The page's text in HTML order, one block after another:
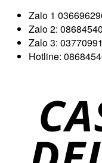
Zalo 1
Zalo 2:
Zalo 3:
Hotline: